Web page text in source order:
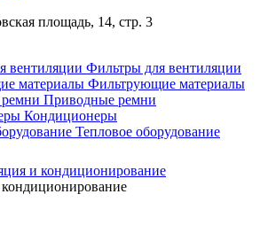
площадь, 14, стр. 3
Фильтры для вентиляции
Фильтрующие материалы
Приводные ремни
Кондиционеры
Тепловое оборудование
и кондиционирование